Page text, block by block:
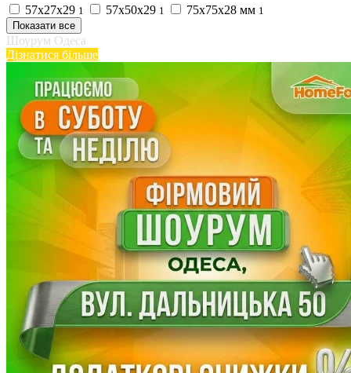
57x27x29 1 57x50x29 1 75x75x28 мм 1
Показати все
Шоурум Одеса
Дізнатися більше